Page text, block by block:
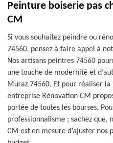
Peinture boiserie pas
CM
Si vous souhaitez peindre ou
74560, pensez à faire appel à
Nos artisans peintres 74560
une touche de modernité et
Muraz 74560. Et pour réaliser
entreprise Rénovation CM
portée de toutes les bourses.
professionnalisme ; sachez que,
CM est en mesure d’ajuster